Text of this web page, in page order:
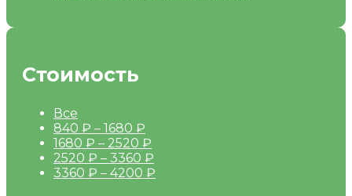
Стоимость
Все
840 ₽ – 1680 ₽
1680 ₽ – 2520 ₽
2520 ₽ – 3360 ₽
3360 ₽ – 4200 ₽